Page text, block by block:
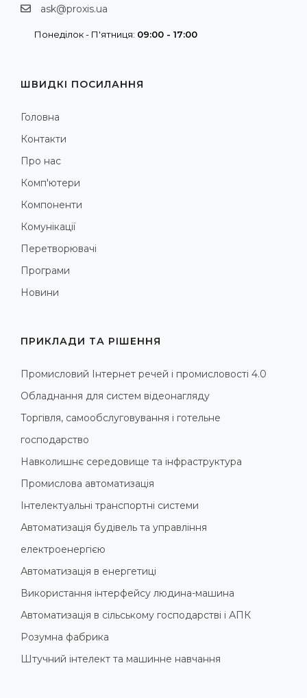
ask@proxis.ua
Понеділок - П'ятниця: 09:00 - 17:00
ШВИДКІ ПОСИЛАННЯ
Головна
Контакти
Про нас
Комп'ютери
Компоненти
Комунікації
Перетворювачі
Програми
Новини
ПРИКЛАДИ ТА РІШЕННЯ
Промисловий Інтернет речей і промисловості 4.0
Обладнання для систем відеонагляду
Торгівля, самообслуговування і готельне
господарство
Навколишнє середовище та інфраструктура
Промислова автоматизація
Інтелектуальні транспортні системи
Автоматизація будівель та управління
електроенергією
Автоматизація в енергетиці
Використання інтерфейсу людина-машина
Автоматизація в сільському господарстві і АПК
Розумна фабрика
Штучний інтелект та машинне навчання